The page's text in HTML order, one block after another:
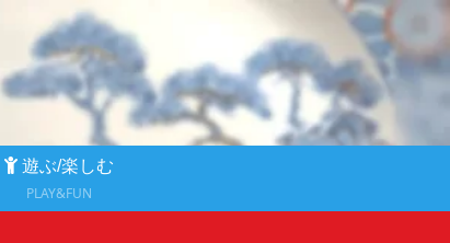
遊ぶ/楽しむ
PLAY&FUN